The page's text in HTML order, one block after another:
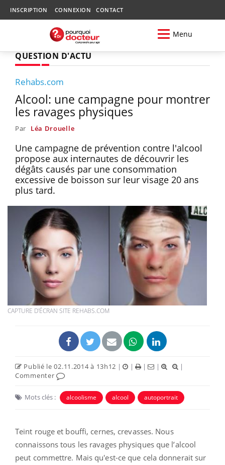
INSCRIPTION CONNEXION CONTACT
Menu
QUESTION D'ACTU
Rehabs.com
Alcool: une campagne pour montrer
les ravages physiques
Par Léa Drouelle
Une campagne de prévention contre l'alcool
propose aux internautes de découvrir les
dégâts causés par une consommation
excessive de boisson sur leur visage 20 ans
plus tard.
CAPTURE D'ÉCRAN SITE REHABS.COM
Publié le 02.11.2014 à 13h12 | | | |
|
Commenter
Mots clés : alcoolisme alcool autoportrait
Teint rouge et bouffi, cernes, crevasses. Nous
connaissons tous les ravages physiques que l’alcool
peut commettre. Mais qu'est-ce que cela donnerait sur